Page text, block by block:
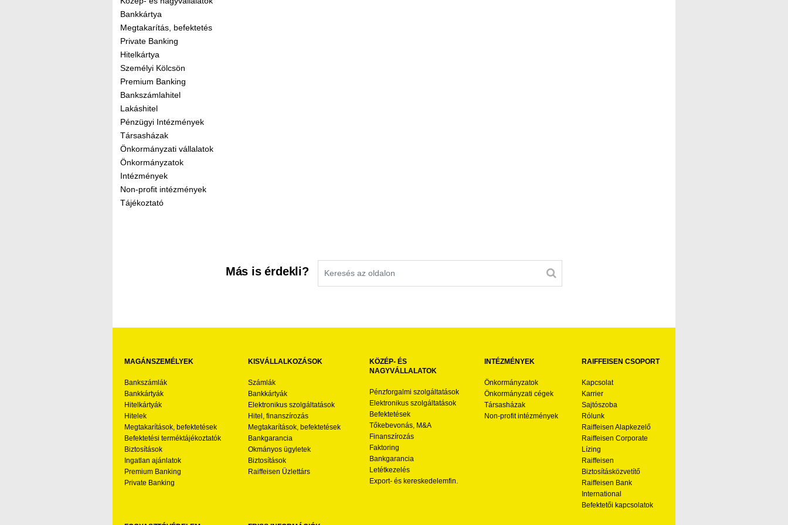
Bankkártya
Megtakarítás, befektetés
Private Banking
Hitelkártya
Személyi Kölcsön
Premium Banking
Bankszámlahitel
Lakáshitel
Pénzügyi Intézmények
Társasházak
Önkormányzati vállalatok
Önkormányzatok
Intézmények
Non-profit intézmények
Tájékoztató
Más is érdekli?
MAGÁNSZEMÉLYEK
Bankszámlák
Bankkártyák
Hitelkártyák
Hitelek
Megtakarítások, befektetések
Befektetési terméktájékoztatók
Biztosítások
Ingatlan ajánlatok
Premium Banking
Private Banking
KISVÁLLALKOZÁSOK
Számlák
Bankkártyák
Elektronikus szolgáltatások
Hitel, finanszírozás
Megtakarítások, befektetések
Bankgarancia
Okmányos ügyletek
Biztosítások
Raiffeisen Üzlettárs
KÖZÉP- ÉS
NAGYVÁLLALATOK
Pénzforgalmi szolgáltatások
Elektronikus szolgáltatások
Befektetések
Tőkebevonás, M&A
Finanszírozás
Faktoring
Bankgarancia
Letétkezelés
Export- és kereskedelemfin.
INTÉZMÉNYEK
Önkormányzatok
Önkormányzati cégek
Társasházak
Non-profit intézmények
RAIFFEISEN CSOPORT
Kapcsolat
Karrier
Sajtószoba
Rólunk
Raiffeisen Alapkezelő
Raiffeisen Corporate
Lízing
Raiffeisen
Biztosításközvetítő
Raiffeisen Bank
International
Befektetői kapcsolatok